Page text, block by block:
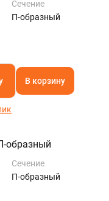
Сечение
П-образный
В корзину
образный
Сечение
П-образный